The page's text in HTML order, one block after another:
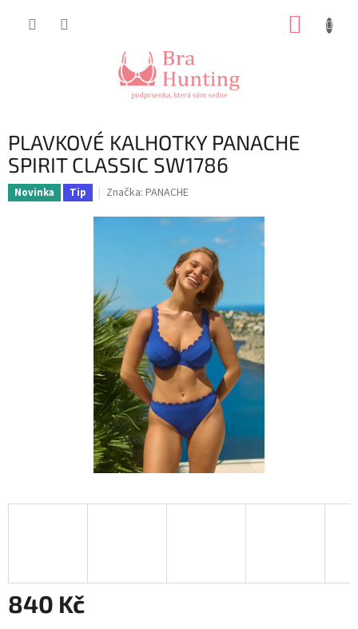
PLAVKOVÉ KALHOTKY PANACHE
SPIRIT CLASSIC SW1786
Novinka Tip Značka: PANACHE
840 Kč